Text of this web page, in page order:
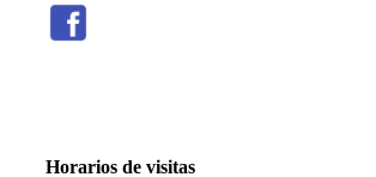
Horarios de visitas